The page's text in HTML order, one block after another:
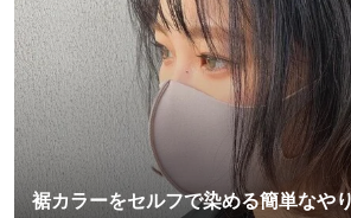
裾カラーをセルフで染める簡単なや